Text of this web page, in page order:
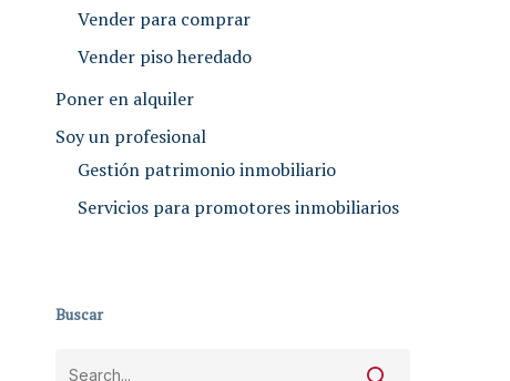
Vender para comprar
Vender piso heredado
Poner en alquiler
Soy un profesional
Gestión patrimonio inmobiliario
Servicios para promotores inmobiliarios
Buscar